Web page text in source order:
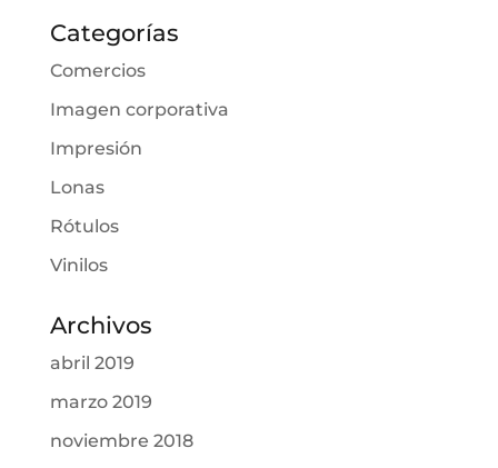
Categorías
Comercios
Imagen corporativa
Impresión
Lonas
Rótulos
Vinilos
Archivos
abril 2019
marzo 2019
noviembre 2018